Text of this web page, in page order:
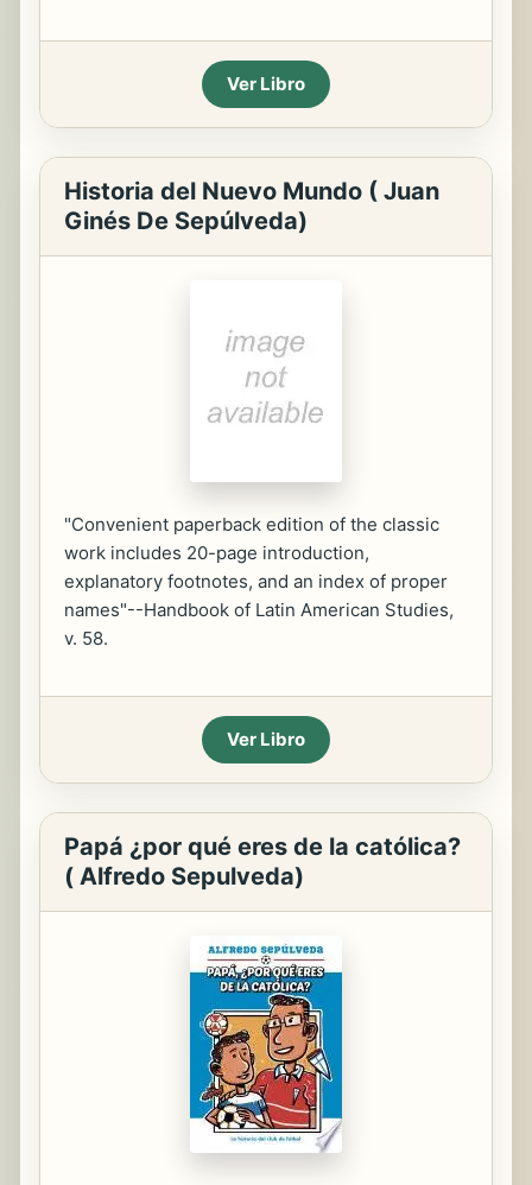
Ver Libro
Historia del Nuevo Mundo ( Juan
Ginés De Sepúlveda)
"Convenient paperback edition of the classic
work includes 20-page introduction,
explanatory footnotes, and an index of proper
names"--Handbook of Latin American Studies,
v. 58.
Ver Libro
Papá ¿por qué eres de la católica?
( Alfredo Sepulveda)